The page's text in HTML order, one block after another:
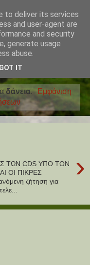
δάνεια. Εμφάνιση
›
ΤΩΝ CDS ΥΠΟ ΤΟΝ
ΟΙ ΠΙΚΡΕΣ
ζήτηση για
to deliver its services
and user-agent are
and security
generate usage
abuse.
GOT IT